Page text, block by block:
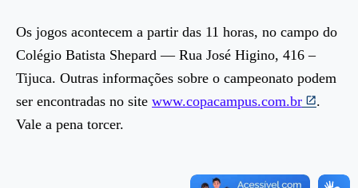
Os jogos acontecem a partir das 11 horas, no campo do
Colégio Batista Shepard — Rua José Higino, 416 –
Tijuca. Outras informações sobre o campeonato podem
ser encontradas no site www.copacampus.com.br
.
Vale a pena torcer.